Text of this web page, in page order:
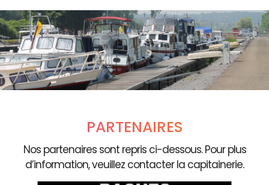
PARTENAIRES
Nos partenaires sont repris ci-dessous. Pour plus
d’information, veuillez contacter la capitainerie.